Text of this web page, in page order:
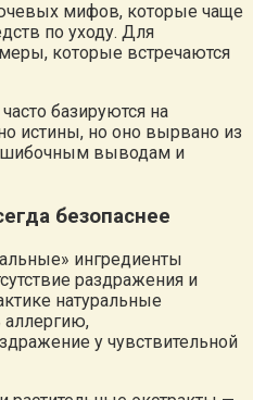
мифов, которые чаще
по уходу. Для
которые встречаются
базируются на
истины, но оно вырвано из
ошибочным выводам и
безопаснее
ингредиенты
раздражения и
натуральные
аллергию,
у чувствительной